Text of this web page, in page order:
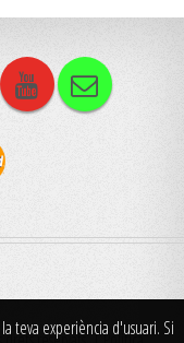
teva experiència d'usuari. Si